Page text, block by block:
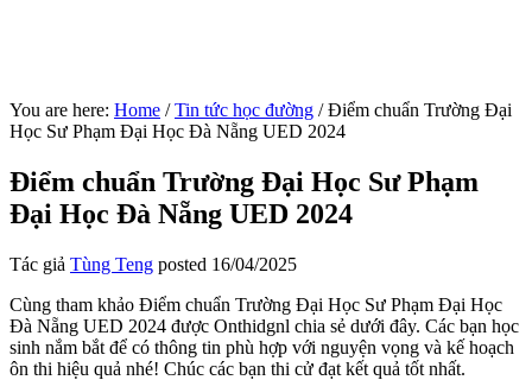
You are here: Home / Tin tức học đường /Điểm chuẩn Trường Đại
Học Sư Phạm Đại Học Đà Nẵng UED 2024
Điểm chuẩn Trường Đại Học Sư Phạm
Đại Học Đà Nẵng UED 2024
Tác giả Tùng Teng posted 16/04/2025
Cùng tham khảo Điểm chuẩn Trường Đại Học Sư Phạm Đại Học
Đà Nẵng UED 2024 được Onthidgnl chia sẻ dưới đây. Các bạn học
sinh nắm bắt để có thông tin phù hợp với nguyện vọng và kế hoạch
ôn thi hiệu quả nhé! Chúc các bạn thi cử đạt kết quả tốt nhất.